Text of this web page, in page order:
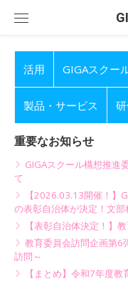
活用 GIGAスクー
製品・サービス
重要なお知らせ
GIGAスクール構想推進
て
【2026.03.13開催！】
の表彰自治体が決定！文部
【表彰自治体決定！】
教育委員会訪問企画第
訪問～
【まとめ】令和7年度